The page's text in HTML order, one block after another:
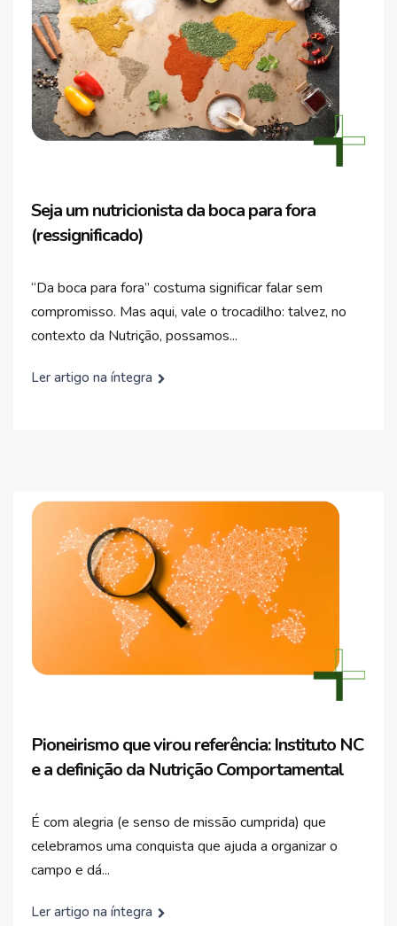
Seja um nutricionista da boca para fora
(ressignificado)
“Da boca para fora” costuma significar falar sem
compromisso. Mas aqui, vale o trocadilho: talvez, no
contexto da Nutrição, possamos...
Ler artigo na íntegra
Pioneirismo que virou referência: Instituto NC
e a definição da Nutrição Comportamental
É com alegria (e senso de missão cumprida) que
celebramos uma conquista que ajuda a organizar o
campo e dá...
Ler artigo na íntegra